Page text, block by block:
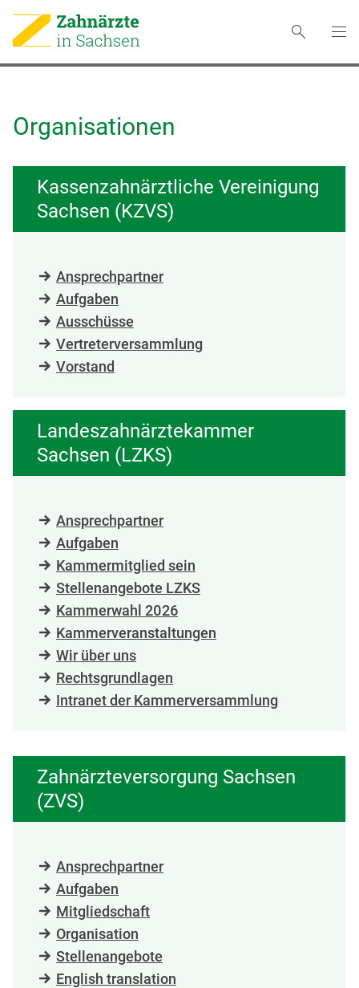
Organisationen
Kassenzahnärztliche Vereinigung
Sachsen (KZVS)
Ansprechpartner
Aufgaben
Ausschüsse
Vertreterversammlung
Vorstand
Landeszahnärztekammer
Sachsen (LZKS)
Ansprechpartner
Aufgaben
Kammermitglied sein
Stellenangebote LZKS
Kammerwahl 2026
Kammerveranstaltungen
Wir über uns
Rechtsgrundlagen
Intranet der Kammerversammlung
Zahnärzteversorgung Sachsen
(ZVS)
Ansprechpartner
Aufgaben
Mitgliedschaft
Organisation
Stellenangebote
English translation